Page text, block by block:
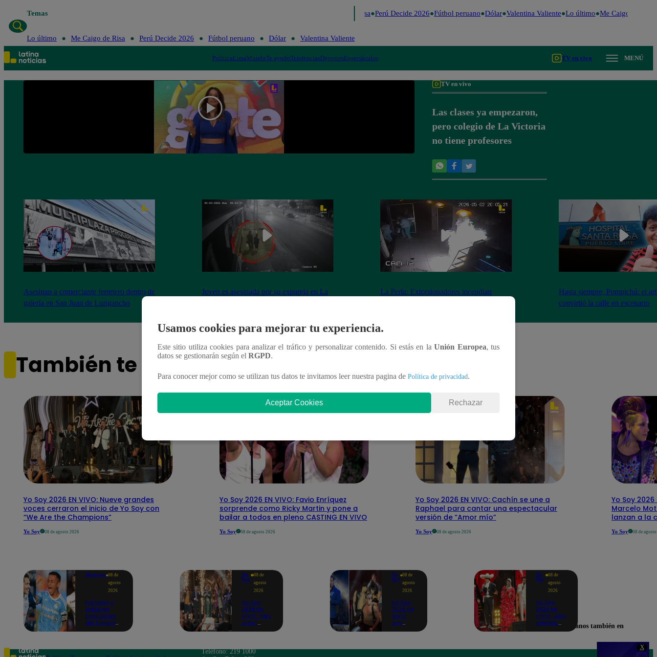
X
Temas Me Caigo de Risa Perú Decide 2026 Fútbol peruano Dólar Valentina Valiente Lo último Me Caigo de Risa
Lo último Me Caigo de Risa Perú Decide 2026 Fútbol peruano Dólar Valentina Valiente
PolíticaLimaMundoTe ayudoTendenciasDeportesEspectáculos TV en vivo MENÚ
TV en vivo
Las clases ya empezaron,
pero colegio de La Victoria
no tiene profesores
Asesinan a comerciante ferretero dentro de
galería en San Juan de Lurigancho
Joven es asesinada por su expareja en La
La Perla: Extorsionadores incendian
Hasta siempre, Pompichú: el
convirtió la calle en escenario
También te puede interesar
Yo Soy 2026 EN VIVO: Nueve grandes
voces cerraron el inicio de Yo Soy con
“We Are the Champions”
Yo Soy 08 de agosto 2026
Yo Soy 2026 EN VIVO: Favio Enríquez
sorprende como Ricky Martin y pone a
bailar a todos en pleno CASTING EN VIVO
Yo Soy 08 de agosto 2026
Yo Soy 2026 EN VIVO: Cachín se une a
Raphael para cantar una espectacular
versión de “Amor mío”
Yo Soy 08 de agosto 2026
Yo Soy 2026
Marcelo
lanzan a la
Yo Soy 08 de
Deportes 08 de
agosto
2026
Partidos y
tabla de
posiciones
del Torneo
en la fecha 4
Yo
Soy
08 de
agosto
2026
Yo Soy
2026 EN
VIVO: “Hey
Jude”
José
Yo
Soy
08 de
agosto
2026
Yo Soy
2026 EN
VIVO:
Jely
Bravo
Yo
Soy
08 de
agosto
2026
Yo Soy
2026 EN
VIVO: Julio
Iglesias,
artistas se
Usamos cookies para mejorar tu experiencia.
Este sitio utiliza cookies para analizar el tráfico y personalizar contenido. Si estás en laUnión Europea, tus
datos se gestionarán según el RGPD.
Para conocer mejor como se utilizan tus datos te invitamos leer nuestra pagina de Política de privacidad.
Aceptar Cookies Rechazar
Encuéntranos también en
Teléfono: 219 1000